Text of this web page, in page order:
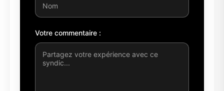
Votre commentaire :